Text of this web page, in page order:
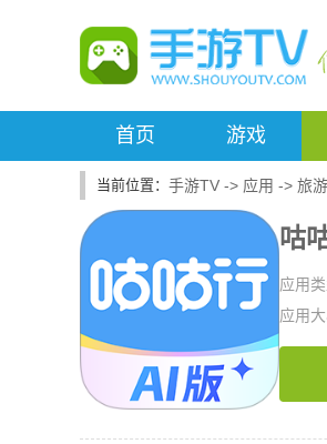
首页 游戏
手游TV -> 应用 -> 旅
咕
应用类
应用大